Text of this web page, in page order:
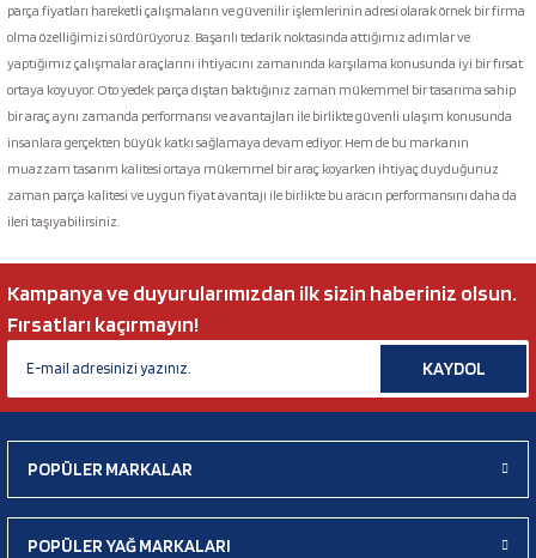
parça fiyatları hareketli çalışmaların ve güvenilir işlemlerinin adresi olarak örnek bir firma
olma özelliğimizi sürdürüyoruz. Başarılı tedarik noktasında attığımız adımlar ve
yaptığımız çalışmalar araçlarını ihtiyacını zamanında karşılama konusunda iyi bir fırsat
ortaya koyuyor. Oto yedek parça dıştan baktığınız zaman mükemmel bir tasarıma sahip
bir araç aynı zamanda performansı ve avantajları ile birlikte güvenli ulaşım konusunda
insanlara gerçekten büyük katkı sağlamaya devam ediyor. Hem de bu markanın
muazzam tasarım kalitesi ortaya mükemmel bir araç koyarken ihtiyaç duyduğunuz
zaman parça kalitesi ve uygun fiyat avantajı ile birlikte bu aracın performansını daha da
ileri taşıyabilirsiniz.
Kampanya ve duyurularımızdan ilk sizin haberiniz olsun.
Fırsatları kaçırmayın!
KAYDOL
POPÜLER MARKALAR
POPÜLER YAĞ MARKALARI